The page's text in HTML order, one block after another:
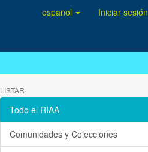
español Iniciar sesión
LISTAR
Todo el RIAA
Comunidades y Colecciones